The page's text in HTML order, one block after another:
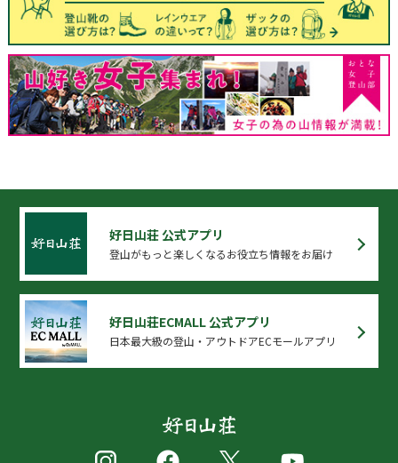
好日山荘 公式アプリ
登山がもっと楽しくなるお役立ち情報をお届け
好日山荘ECMALL 公式アプリ
日本最大級の登山・アウトドアECモールアプリ